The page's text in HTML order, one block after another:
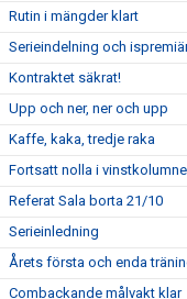
Rutin i mängder klart
Serieindelning och
Kontraktet säkrat!
Upp och ner, ner och upp
Kaffe, kaka, tredje raka
Fortsatt nolla i
Referat Sala borta 21/10
Serieinledning
Årets första och enda
Combackande målvakt klar